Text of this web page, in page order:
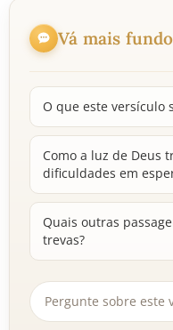
Vá mais fundo
O que este versículo
Como a luz de Deus
dificuldades em
Quais outras
trevas?